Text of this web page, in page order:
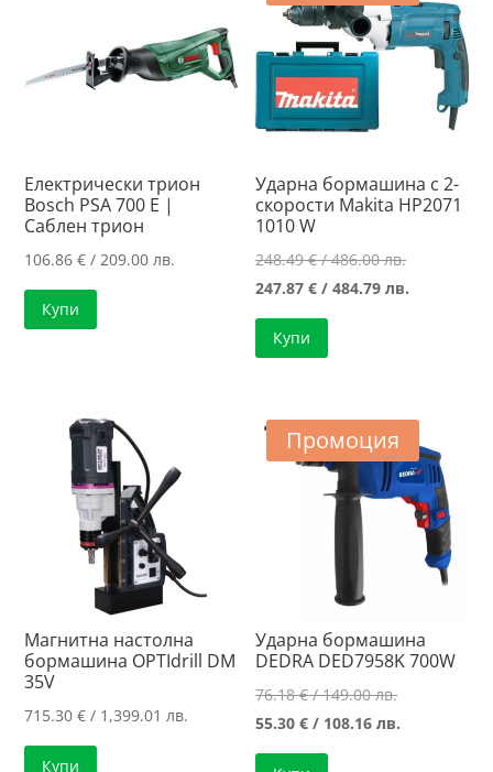
Електрически трион
Bosch PSA 700 E |
Саблен трион
106.86€ / 209.00 лв.
Купи
Ударна бормашина с 2-
скорости Makita HP2071
1010 W
248.49€/ 486.00 лв.Original
price
247.87€ / 484.79 лв.
Купи
Магнитна настолна
бормашина OPTIdrill DM
35V
715.30€ / 1,399.01 лв.
Купи
Промоция
Ударна бормашина
DEDRA DED7958K 700W
76.18€/ 149.00 лв.Original
price
55.30€ / 108.16 лв.